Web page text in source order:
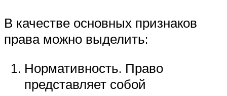
В качестве основных признаков
права можно выделить:
Нормативность. Право
представляет собой